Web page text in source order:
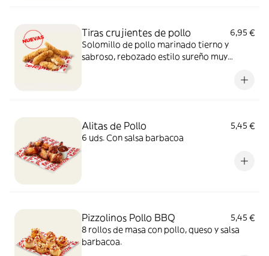
Tiras crujientes de pollo
6,95 €
Solomillo de pollo marinado tierno y
sabroso, rebozado estilo sureño muy
Alitas de Pollo
5,45 €
6 uds. Con salsa barbacoa
Pizzolinos Pollo BBQ
5,45 €
8 rollos de masa con pollo, queso y salsa
barbacoa.